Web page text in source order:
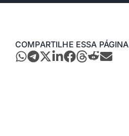
COMPARTILHE ESSA PÁGINA